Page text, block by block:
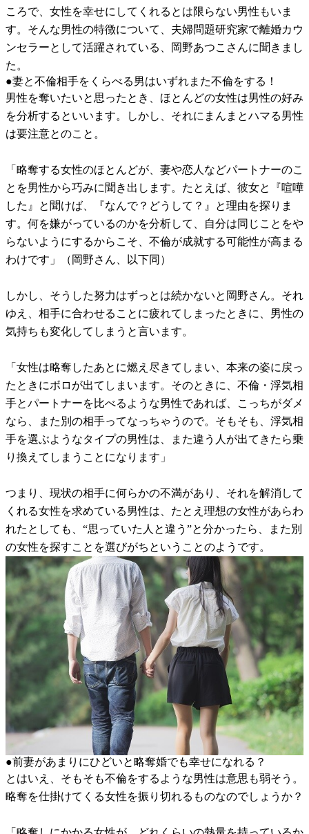
ころで、女性を幸せにしてくれるとは限らない男性もいま
す。そんな男性の特徴について、夫婦問題研究家で離婚カウ
ンセラーとして活躍されている、岡野あつこさんに聞きまし
た。
●妻と不倫相手をくらべる男はいずれまた不倫をする！
男性を奪いたいと思ったとき、ほとんどの女性は男性の好み
を分析するといいます。しかし、それにまんまとハマる男性
は要注意とのこと。
「略奪する女性のほとんどが、妻や恋人などパートナーのこ
とを男性から巧みに聞き出します。たとえば、彼女と『喧嘩
した』と聞けば、『なんで？どうして？』と理由を探りま
す。何を嫌がっているのかを分析して、自分は同じことをや
らないようにするからこそ、不倫が成就する可能性が高まる
わけです」（岡野さん、以下同）
しかし、そうした努力はずっとは続かないと岡野さん。それ
ゆえ、相手に合わせることに疲れてしまったときに、男性の
気持ちも変化してしまうと言います。
「女性は略奪したあとに燃え尽きてしまい、本来の姿に戻っ
たときにボロが出てしまいます。そのときに、不倫・浮気相
手とパートナーを比べるような男性であれば、こっちがダメ
なら、また別の相手ってなっちゃうので。そもそも、浮気相
手を選ぶようなタイプの男性は、また違う人が出てきたら乗
り換えてしまうことになります」
つまり、現状の相手に何らかの不満があり、それを解消して
くれる女性を求めている男性は、たとえ理想の女性があらわ
れたとしても、“思っていた人と違う”と分かったら、また別
の女性を探すことを選びがちということのようです。
●前妻があまりにひどいと略奪婚でも幸せになれる？
とはいえ、そもそも不倫をするような男性は意思も弱そう。
略奪を仕掛けてくる女性を振り切れるものなのでしょうか？